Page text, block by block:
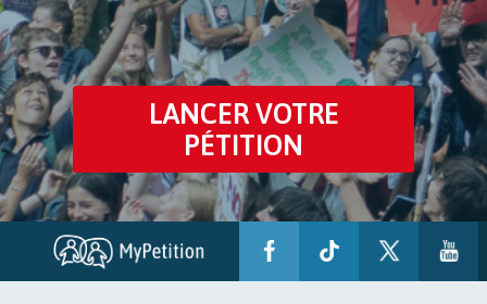
LANCER VOTRE
PÉTITION